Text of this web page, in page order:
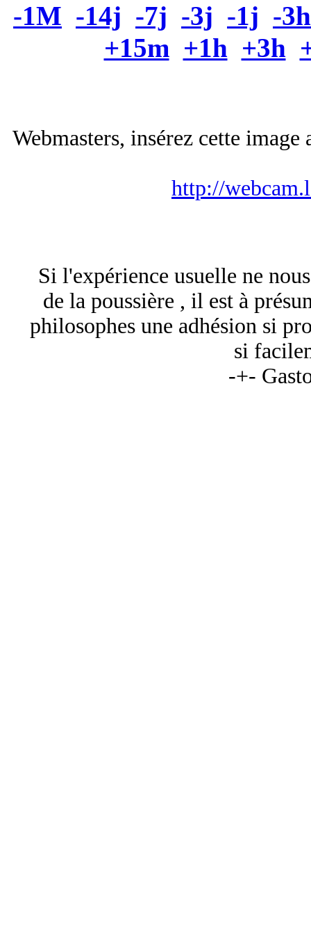
-1M -14j -7j -3j -1j -3h
+15m +1h +3h
Webmasters, insérez cette
http://
Si l'expérience usuelle ne
de la poussière , il est à
philosophes une adhésion si
si
-+-